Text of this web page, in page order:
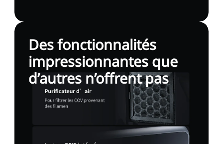
Des fonctionnalités
impressionnantes que
d’autres n’offrent pas